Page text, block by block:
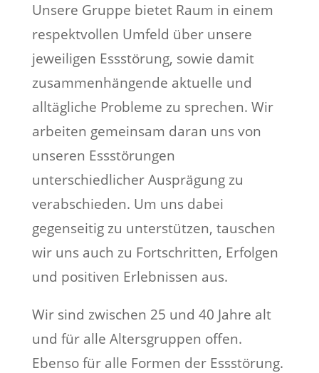
Unsere Gruppe bietet Raum in einem
respektvollen Umfeld über unsere
jeweiligen Essstörung, sowie damit
zusammenhängende aktuelle und
alltägliche Probleme zu sprechen. Wir
arbeiten gemeinsam daran uns von
unseren Essstörungen
unterschiedlicher Ausprägung zu
verabschieden. Um uns dabei
gegenseitig zu unterstützen, tauschen
wir uns auch zu Fortschritten, Erfolgen
und positiven Erlebnissen aus.
Wir sind zwischen 25 und 40 Jahre alt
und für alle Altersgruppen offen.
Ebenso für alle Formen der Essstörung.